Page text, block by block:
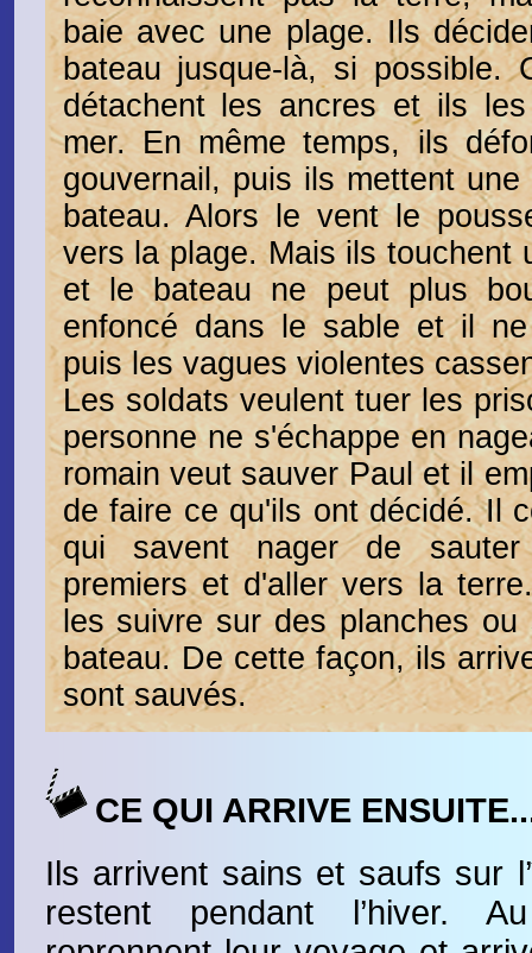
baie avec une plage. Ils
bateau jusque-là, si possible.
détachent les ancres et ils
mer. En même temps, ils
gouvernail, puis ils mettent
bateau. Alors le vent le
vers la plage. Mais ils touchent
et le bateau ne peut plus
enfoncé dans le sable et il
puis les vagues violentes
Les soldats veulent tuer les
personne ne s'échappe en
romain veut sauver Paul et il
de faire ce qu'ils ont décidé. Il
qui savent nager de
premiers et d'aller vers la
les suivre sur des planches
bateau. De cette façon, ils
sont sauvés.
CE QUI ARRIVE
Ils arrivent sains et saufs sur
restent pendant l’hiver.